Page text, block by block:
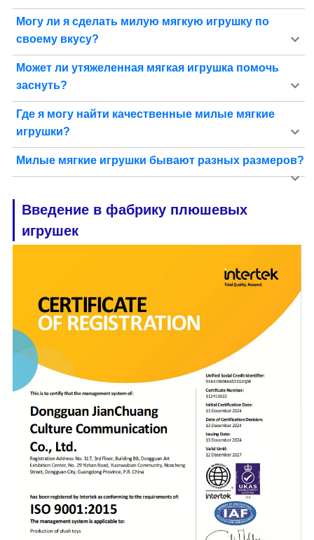
Могу ли я сделать милую мягкую игрушку по
своему вкусу?
Может ли утяжеленная мягкая игрушка помочь
заснуть?
Где я могу найти качественные милые мягкие
игрушки?
Милые мягкие игрушки бывают разных размеров?
Введение в фабрику плюшевых
игрушек